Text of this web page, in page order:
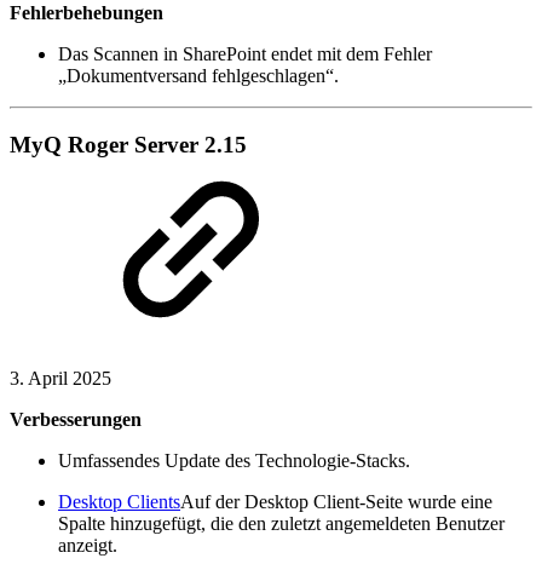
Fehlerbehebungen
Das Scannen in SharePoint endet mit dem Fehler
„Dokumentversand fehlgeschlagen“.
MyQ Roger Server 2.15
3. April 2025
Verbesserungen
Umfassendes Update des Technologie-Stacks.
Desktop ClientsAuf der Desktop Client-Seite wurde eine
Spalte hinzugefügt, die den zuletzt angemeldeten Benutzer
anzeigt.